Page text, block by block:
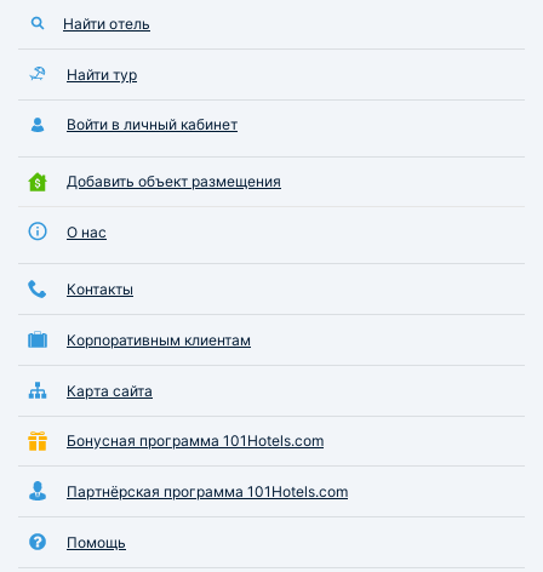
Найти отель
Найти тур
Войти в личный кабинет
Добавить объект размещения
О нас
Контакты
Корпоративным клиентам
Карта сайта
Бонусная программа 101Hotels.com
Партнёрская программа 101Hotels.com
Помощь